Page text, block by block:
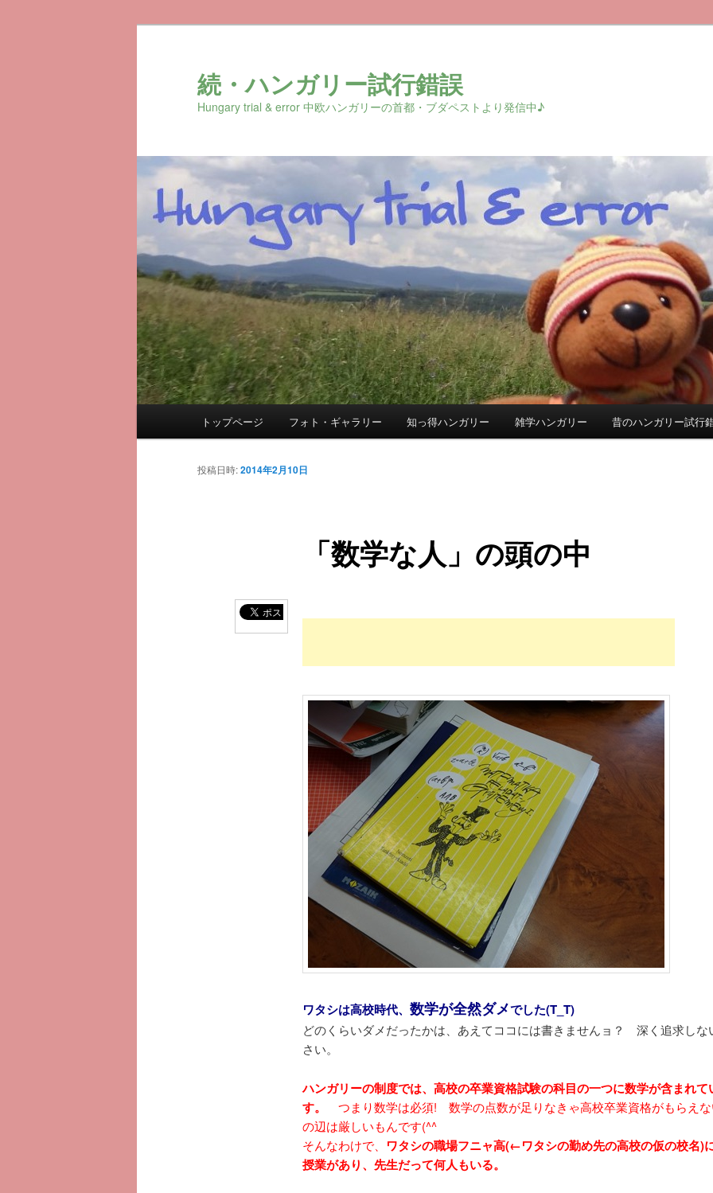
続・ハンガリー試行錯誤
Hungary trial & error 中欧ハンガリーの首都・ブダペストより発信中♪
メ
イ
トップページ フォト・ギャラリー 知っ得ハンガリー 雑学ハンガリー 昔のハンガリー試行
「数学な人」の頭の中
投稿日時:2014年2月10日
ワタシは高校時代、 数学が全然ダメでした(T_T)
どのくらいダメだったかは、あえてココには書きませんョ？ 深く追求しな
さい。
ハンガリーの制度では、高校の卒業資格試験の科目の一つに数学が含まれて
す。
つまり数学は必須! 数学の点数が足りなきゃ高校卒業資格がもらえ
の辺は厳しいもんです(^^ゞ
そんなわけで、
ワタシの職場フニャ高(←ワタシの勤め先の高校の仮の校名)
授業があり、先生だって何人もいる。